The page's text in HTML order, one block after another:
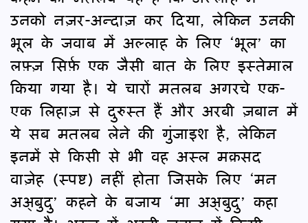
उनको नज़र-अन्दाज़ कर दिया, लेकिन उनकी
भूल के जवाब में अल्लाह के लिए ‘भूल’ का
लफ़्ज़ सिर्फ़ एक जैसी बात के लिए इस्तेमाल
किया गया है। ये चारों मतलब अगरचे एक-
एक लिहाज़ से दुरुस्त हैं और अरबी ज़बान में
ये सब मतलब लेने की गुंजाइश है, लेकिन
इनमें से किसी से भी वह अस्ल मक़सद
वाज़ेह (स्पष्ट) नहीं होता जिसके लिए ‘मन
अअ्बुदु’ कहने के बजाय ‘मा अअ्बुदु’ कहा